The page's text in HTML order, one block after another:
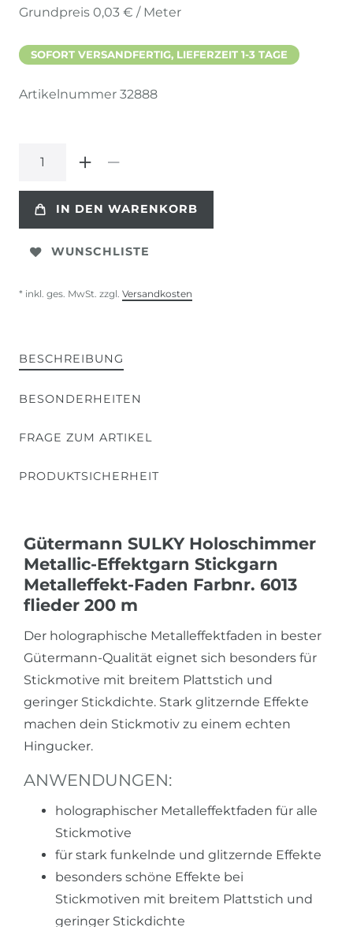
Grundpreis 0,03 € / Meter
SOFORT VERSANDFERTIG, LIEFERZEIT 1-3 TAGE
Artikelnummer 32888
IN DEN WARENKORB
WUNSCHLISTE
* inkl. ges. MwSt. zzgl. Versandkosten
BESCHREIBUNG
BESONDERHEITEN
FRAGE ZUM ARTIKEL
PRODUKTSICHERHEIT
Gütermann SULKY Holoschimmer
Metallic-Effektgarn Stickgarn
Metalleffekt-Faden Farbnr. 6013
flieder 200 m
Der holographische Metalleffektfaden in bester
Gütermann-Qualität eignet sich besonders für
Stickmotive mit breitem Plattstich und
geringer Stickdichte. Stark glitzernde Effekte
machen dein Stickmotiv zu einem echten
Hingucker.
ANWENDUNGEN:
holographischer Metalleffektfaden für alle
Stickmotive
für stark funkelnde und glitzernde Effekte
besonders schöne Effekte bei
Stickmotiven mit breitem Plattstich und
geringer Stickdichte